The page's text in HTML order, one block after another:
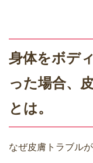
身体をボデ
った場合、
とは。
なぜ皮膚トラブル